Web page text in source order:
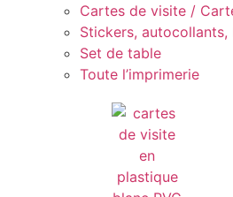
Cartes de visite /
Stickers, autocollants,
Set de table
Toute l’imprimerie